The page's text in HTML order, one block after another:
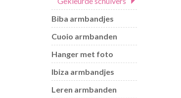
Biba armbandjes
Cuoio armbanden
Hanger met foto
Ibiza armbandjes
Leren armbanden